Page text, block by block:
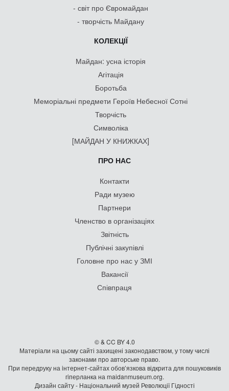
- світ про Євромайдан
- творчість Майдану
КОЛЕКЦІЇ
Майдан: усна історія
Агітація
Боротьба
Меморіальні предмети Героїв Небесної Сотні
Творчість
Символіка
[МАЙДАН У КНИЖКАХ]
ПРО НАС
Контакти
Ради музею
Партнери
Членство в організаціях
Звітність
Публічні закупівлі
Головне про нас у ЗМІ
Вакансії
Співпраця
© & CC BY 4.0
Матеріали на цьому сайті захищені законодавством, у тому числі
законами про авторське право.
При передруку на iнтернет-сайтах обов’язкова відкрита для пошуковиків
гiперланка на maidanmuseum.org.
Дизайн сайту - Національний музей Революції Гідності